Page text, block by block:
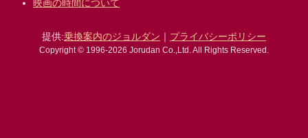
映画の時間について
提供:乗換案内のジョルダン ｜ プライバシーポリシー
Copyright © 1996-2026 Jorudan Co.,Ltd. All Rights Reserved.